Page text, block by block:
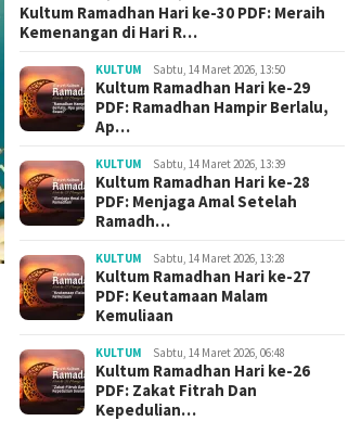
Kultum Ramadhan Hari ke-30 PDF: Meraih
Kemenangan di Hari R…
KULTUM Sabtu, 14 Maret 2026, 13:50
Kultum Ramadhan Hari ke-29
PDF: Ramadhan Hampir Berlalu,
Ap…
KULTUM Sabtu, 14 Maret 2026, 13:39
Kultum Ramadhan Hari ke-28
PDF: Menjaga Amal Setelah
Ramadh…
KULTUM Sabtu, 14 Maret 2026, 13:28
Kultum Ramadhan Hari ke-27
PDF: Keutamaan Malam
Kemuliaan
KULTUM Sabtu, 14 Maret 2026, 06:48
Kultum Ramadhan Hari ke-26
PDF: Zakat Fitrah Dan
Kepedulian…